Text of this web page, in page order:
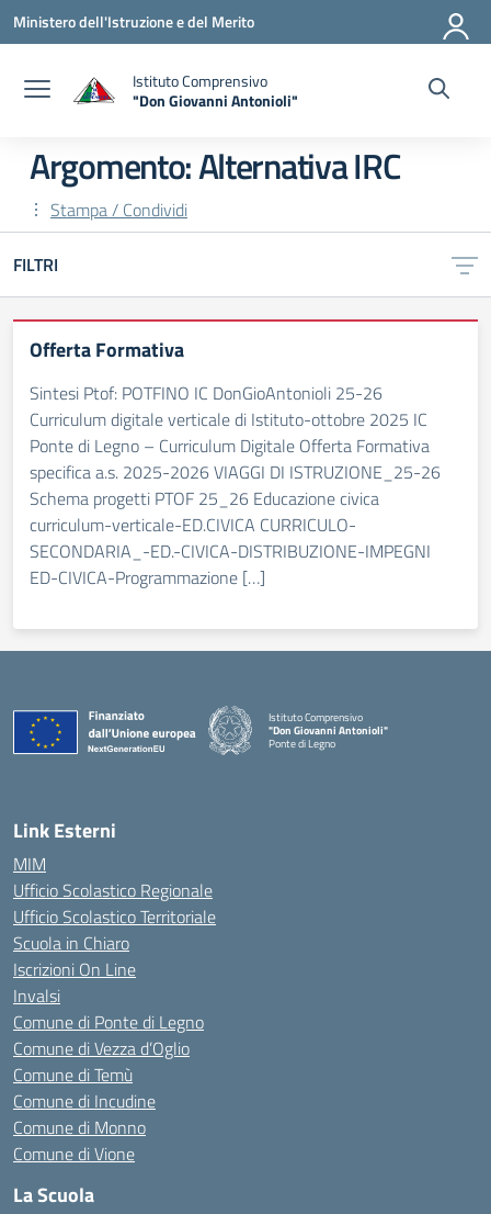
Vai ai contenuti
Vai al menu di navigazione
Vai al footer
Ministero dell'Istruzione e del Merito
Istituto Comprensivo
"Don Giovanni Antonioli"
Argomento: Alternativa IRC
Stampa / Condividi
FILTRI
Offerta Formativa
Sintesi Ptof: POTFINO IC DonGioAntonioli 25-26
Curriculum digitale verticale di Istituto-ottobre 2025 IC
Ponte di Legno – Curriculum Digitale Offerta Formativa
specifica a.s. 2025-2026 VIAGGI DI ISTRUZIONE_25-26
Schema progetti PTOF 25_26 Educazione civica
curriculum-verticale-ED.CIVICA CURRICULO-
SECONDARIA_-ED.-CIVICA-DISTRIBUZIONE-IMPEGNI
ED-CIVICA-Programmazione […]
Istituto Comprensivo
"Don Giovanni Antonioli"
Ponte di Legno
— Visita la pagina iniziale della scuola
Link Esterni
MIM
Ufficio Scolastico Regionale
Ufficio Scolastico Territoriale
Scuola in Chiaro
Iscrizioni On Line
Invalsi
Comune di Ponte di Legno
Comune di Vezza d’Oglio
Comune di Temù
Comune di Incudine
Comune di Monno
Comune di Vione
La Scuola